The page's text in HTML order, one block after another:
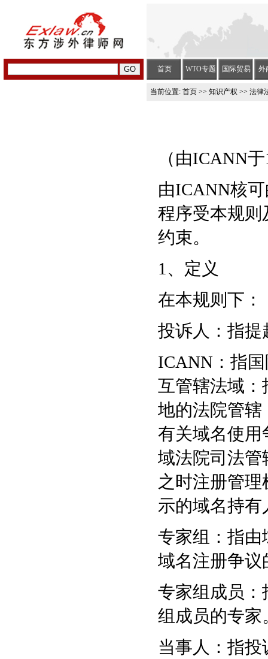
首页 WTO专题 国际贸易 外
当前位置: 首页 >> 知识产权 >> 法律
（由ICANN
由ICANN核
程序受本规
约束。
1、定义
在本规则下：
投诉人：指提
ICANN：指
互管辖法域：
地的法院管辖
有关域名使用
域法院司法管
之时注册管
示的域名持
专家组：指由
域名注册争议
专家组成员：
组成员的专家
当事人：指